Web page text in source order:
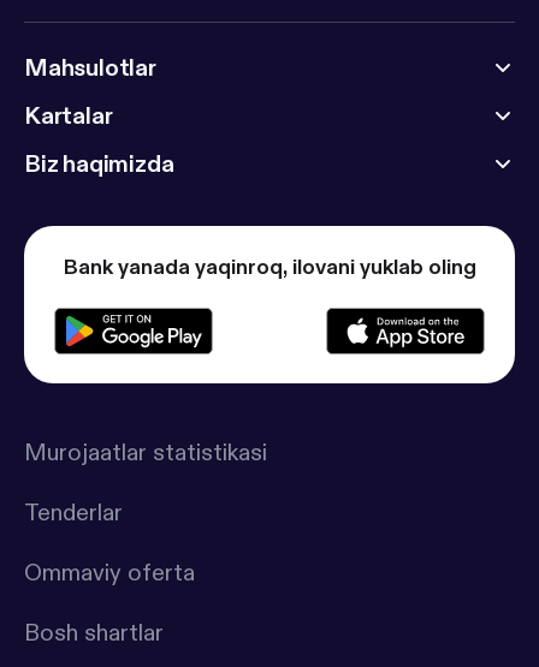
Mahsulotlar
Kartalar
Biz haqimizda
Bank yanada yaqinroq, ilovani yuklab oling
Murojaatlar statistikasi
Tenderlar
Ommaviy oferta
Bosh shartlar